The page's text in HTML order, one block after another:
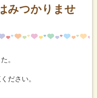
みつかりませ
。
ださい。